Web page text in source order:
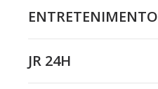
ENTRETENIMENTO
JR 24H